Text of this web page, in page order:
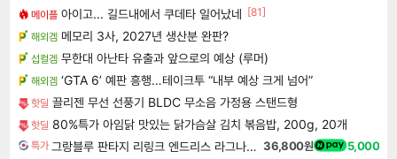
메이플 아이고... 길드내에서 쿠데타 일어났네 [81]
해외겜 메모리 3사, 2027년 생산분 완판?
섭컬겜 무한대 아난타 유출과 앞으로의 예상 (루머)
해외겜 ‘GTA 6’ 예판 흥행…테이크투 “내부 예상 크게 넘어”
핫딜 끌리젠 무선 선풍기 BLDC 무소음 가정용 스탠드형
핫딜 80%특가 아임닭 맛있는 닭가슴살 김치 볶음밥, 200g, 20개
특가 그랑블루 판타지 리링크 엔드리스 라그나로크 업그레이드 킷 Granblue Fantasy Relink Endless Ragnarok Upgrade Kit DLC 36,800원 5,000